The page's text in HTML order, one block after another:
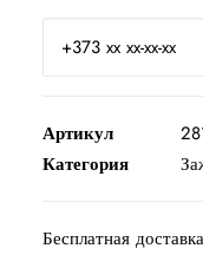
Артикул
Категория
Бесплатная